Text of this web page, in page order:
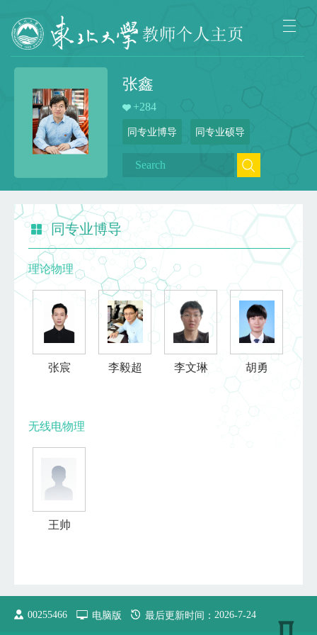
张鑫
+284
同专业博导 同专业硕导
同专业博导
理论物理
张宸 李毅超 李文琳 胡勇
无线电物理
王帅
00255466 电脑版 最后更新时间： 2026-7-24